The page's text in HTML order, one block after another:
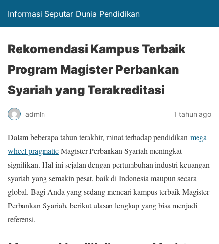
Informasi Seputar Dunia Pendidikan
Rekomendasi Kampus Terbaik
Program Magister Perbankan
Syariah yang Terakreditasi
admin 1 tahun ago
Dalam beberapa tahun terakhir, minat terhadap pendidikan mega
wheel pragmaticMagister Perbankan Syariah meningkat
signifikan. Hal ini sejalan dengan pertumbuhan industri keuangan
syariah yang semakin pesat, baik di Indonesia maupun secara
global. Bagi Anda yang sedang mencari kampus terbaik Magister
Perbankan Syariah, berikut ulasan lengkap yang bisa menjadi
referensi.